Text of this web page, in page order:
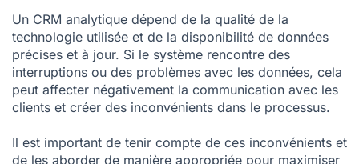
Un CRM analytique dépend de la qualité de la
technologie utilisée et de la disponibilité de données
précises et à jour. Si le système rencontre des
interruptions ou des problèmes avec les données, cela
peut affecter négativement la communication avec les
clients et créer des inconvénients dans le processus.
Il est important de tenir compte de ces inconvénients et
de les aborder de manière appropriée pour maximiser